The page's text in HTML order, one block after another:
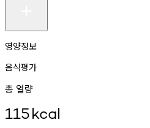
영양정보
음식평가
총 열량
115kcal